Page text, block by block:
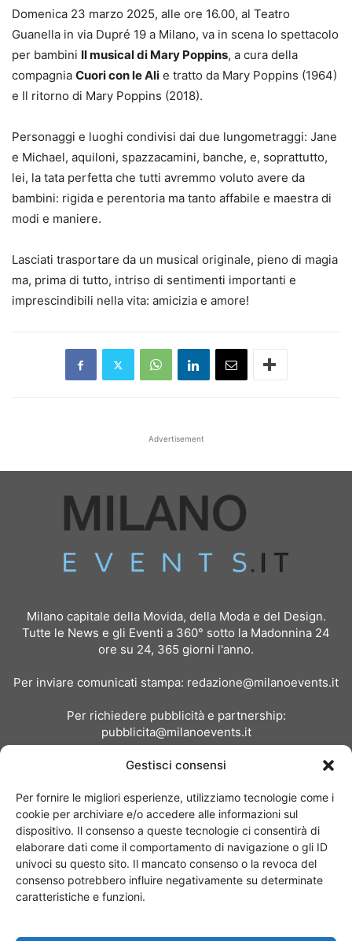
Gestisci consensi
Per fornire le migliori esperienze, utilizziamo tecnologie come i
cookie per archiviare e/o accedere alle informazioni sul
dispositivo. Il consenso a queste tecnologie ci consentirà di
elaborare dati come il comportamento di navigazione o gli ID
univoci su questo sito. Il mancato consenso o la revoca del
consenso potrebbero influire negativamente su determinate
caratteristiche e funzioni.
Domenica 23 marzo 2025, alle ore 16.00, al Teatro
Guanella in via Dupré 19 a Milano, va in scena lo spettacolo
per bambini Il musical di Mary Poppins, a cura della
compagnia Cuori con le Ali e tratto da Mary Poppins (1964)
e Il ritorno di Mary Poppins (2018).
Personaggi e luoghi condivisi dai due lungometraggi: Jane
e Michael, aquiloni, spazzacamini, banche, e, soprattutto,
lei, la tata perfetta che tutti avremmo voluto avere da
bambini: rigida e perentoria ma tanto affabile e maestra di
modi e maniere.
Lasciati trasportare da un musical originale, pieno di magia
ma, prima di tutto, intriso di sentimenti importanti e
imprescindibili nella vita: amicizia e amore!
Advertisement
Milano capitale della Movida, della Moda e del Design.
Tutte le News e gli Eventi a 360° sotto la Madonnina 24
ore su 24, 365 giorni l'anno.
Per inviare comunicati stampa: redazione@milanoevents.it
Per richiedere pubblicità e partnership:
pubblicita@milanoevents.it
Chi siamo I Nostri Clienti